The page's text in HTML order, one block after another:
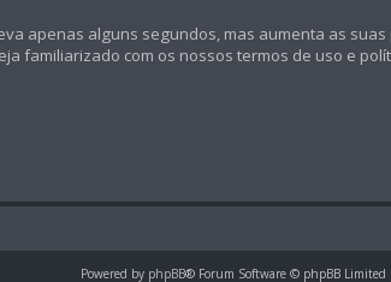
apenas alguns segundos, mas aumenta as
familiarizado com os nossos termos de uso e
Powered by phpBB® Forum Software © phpBB Limited